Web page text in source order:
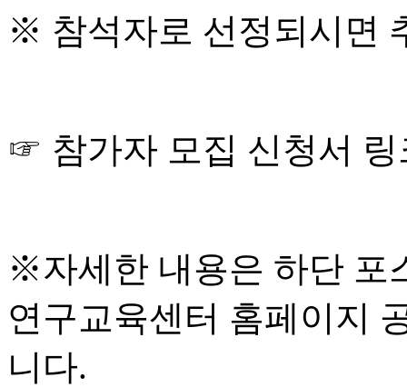
※ 참석자로 선정되시면
☞ 참가자 모집 신청서
※자세한 내용은 하단 포
연구교육센터 홈페이지
니다.